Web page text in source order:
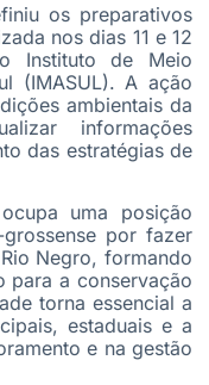
os preparativos
nos dias 11 e 12
Instituto de Meio
(IMASUL). A ação
ambientais da
informações
das estratégias de
uma posição
por fazer
Negro, formando
para a conservação
torna essencial a
estaduais e a
e na gestão